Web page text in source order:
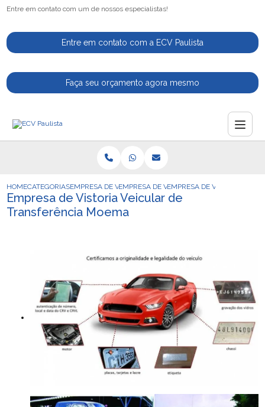
Entre em contato com um de nossos especialistas!
Entre em contato com a ECV Paulista
Faça seu orçamento agora mesmo
HOMECATEGORIASEMPRESA DE VISTORIA VEICULAR
EMPRESA DE VISTORIA VEICULAR
EMPRESA DE VISTORIA
Empresa de Vistoria Veicular de
Transferência Moema